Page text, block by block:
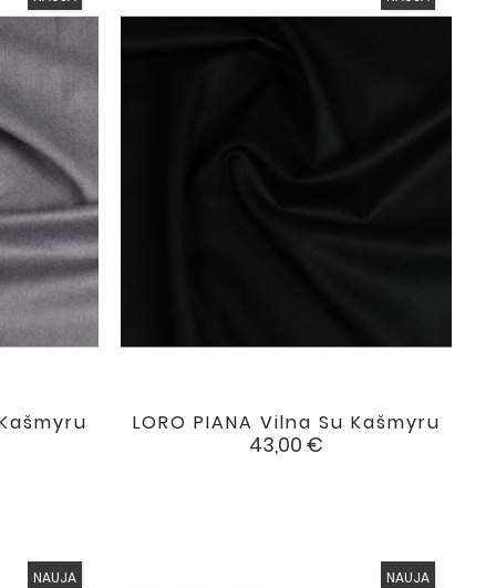
LORO PIANA Vilna Su Kašmyru
Kaina
43,00 €

NAUJA NAUJA